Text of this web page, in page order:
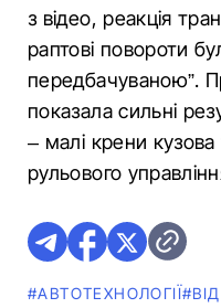
з відео, реакція
раптові повороти
передбачуваною”.
показала сильні
– малі крени
рульового
#АВТОТЕХНОЛОГІЇ